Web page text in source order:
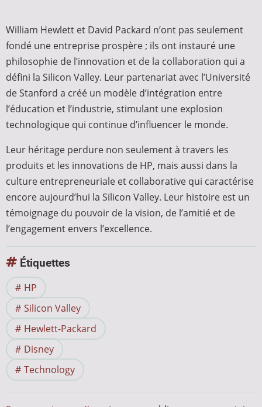
William Hewlett et David Packard n’ont pas seulement
fondé une entreprise prospère ; ils ont instauré une
philosophie de l’innovation et de la collaboration qui a
défini la Silicon Valley. Leur partenariat avec l’Université
de Stanford a créé un modèle d’intégration entre
l’éducation et l’industrie, stimulant une explosion
technologique qui continue d’influencer le monde.
Leur héritage perdure non seulement à travers les
produits et les innovations de HP, mais aussi dans la
culture entrepreneuriale et collaborative qui caractérise
encore aujourd’hui la Silicon Valley. Leur histoire est un
témoignage du pouvoir de la vision, de l’amitié et de
l’engagement envers l’excellence.
Étiquettes
HP
Silicon Valley
Hewlett-Packard
Disney
Technology